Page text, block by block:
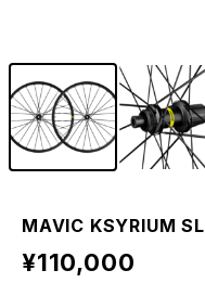
MAVIC KSYRIUM
¥110,000